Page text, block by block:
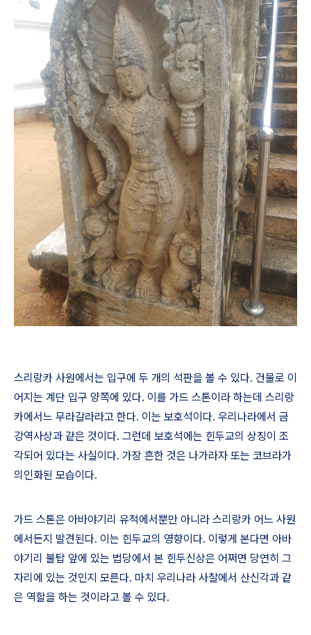
스리랑카 사원에서는 입구에 두 개의 석판을 볼 수 있다. 건물로 이
어지는 계단 입구 양쪽에 있다. 이를 가드 스톤이라 하는데 스리랑
카에서느 무라갈라라고 한다. 이는 보호석이다. 우리나라에서 금
강역사상과 같은 것이다. 그런데 보호석에는 힌두교의 상징이 조
각되어 있다는 사실이다. 가장 흔한 것은 나가라자 또는 코브라가
의인화된 모습이다.
가드 스톤은 아바야기리 유적에서뿐만 아니라 스리랑카 어느 사원
에서든지 발견된다. 이는 힌두교의 영향이다. 이렇게 본다면 아바
야기리 불탑 앞에 있는 법당에서 본 힌두신상은 어쩌면 당연히 그
자리에 있는 것인지 모른다. 마치 우리나라 사찰에서 산신각과 같
은 역할을 하는 것이라고 볼 수 있다.